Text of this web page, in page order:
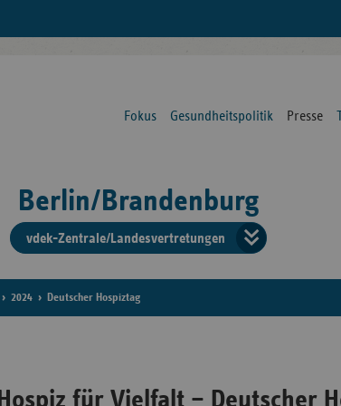
Fokus Gesundheitspolitik Presse
Berlin/Brandenburg
vdek-Zentrale/Landesvertretungen
der
2024 Deutscher Hospiztag
Hospiz für Vielfalt – Deutscher